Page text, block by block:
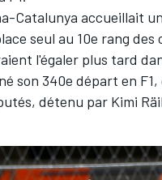
Catalunya accueillait
seul au 10e rang
l'égaler plus tard
son 340e départ en
détenu par Kimi